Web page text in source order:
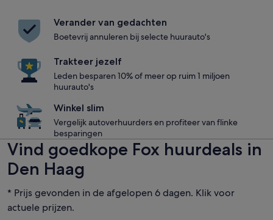
Verander van gedachten
Boetevrij annuleren bij selecte huurauto's
Trakteer jezelf
Leden besparen 10% of meer op ruim 1 miljoen
huurauto's
Winkel slim
Vergelijk autoverhuurders en profiteer van flinke
besparingen
Vind goedkope Fox huurdeals in
Den Haag
* Prijs gevonden in de afgelopen 6 dagen. Klik voor
actuele prijzen.